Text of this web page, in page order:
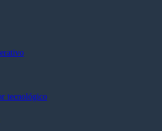
tecnológico